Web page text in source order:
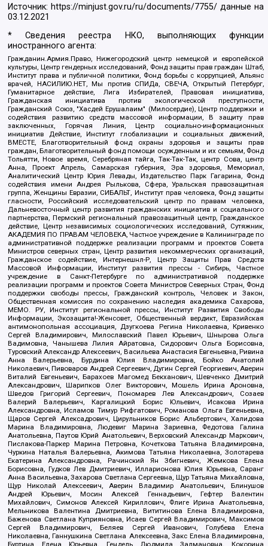
Источник: https://minjust.gov.ru/ru/documents/7755/ данные на
03.12.2021
* Сведения реестра НКО, выполняющих функции
иностранного агента:
Гражданин.Армия.Право, Нижегородский центр немецкой и европейской
культуры, Центр гендерных исследований, Фонд защиты прав граждан Штаб,
Институт права и публичной политики, Фонд борьбы с коррупцией, Альянс
врачей, НАСИЛИЮ.НЕТ, Мы против СПИДа, СВЕЧА, Открытый Петербург,
Гуманитарное действие, Лига Избирателей, Правовая инициатива,
Гражданская инициатива против экологической преступности,
Гражданский Союз, "Хасдей Ерушалаим" (Милосердие), Центр поддержки и
содействия развитию средств массовой информации, В защиту прав
заключенных, Горячая Линия, Центр социально-информационных
инициатив Действие, Институт глобализации и социальных движений,
ВМЕСТЕ, Благотворительный фонд охраны здоровья и защиты прав
граждан, Благотворительный фонд помощи осужденным и их семьям, Фонд
Тольятти, Новое время, Серебряная тайга, Так-Так-Так, центр Сова, центр
Анна, Проект Апрель, Самарская губерния, Эра здоровья, Мемориал,
Аналитический Центр Юрия Левады, Издательство Парк Гагарина, Фонд
содействия имени Андрея Рылькова, Сфера, Уральская правозащитная
группа, Женщины Евразии, СИБАЛЬТ, Институт прав человека, Фонд защиты
гласности, Российский исследовательский центр по правам человека,
Дальневосточный центр развития гражданских инициатив и социального
партнерства, Пермский региональный правозащитный центр, Гражданское
действие, Центр независимых социологических исследований, Сутяжник,
АКАДЕМИЯ ПО ПРАВАМ ЧЕЛОВЕКА, Частное учреждение в Калининграде по
административной поддержке реализации программ и проектов Совета
Министров северных стран, Центр развития некоммерческих организаций,
Гражданское содействие, Интернешнл-Р, Центр Защиты Прав Средств
Массовой Информации, Институт развития прессы - Сибирь, Частное
учреждение в Санкт-Петербурге по административной поддержке
реализации программ и проектов Совета Министров Северных Стран, Фонд
поддержки свободы прессы, Гражданский контроль, Человек и Закон,
Общественная комиссия по сохранению наследия академика Сахарова,
МЕМО. РУ, Институт региональной прессы, Институт Развития Свободы
Информации, Экозащита!-Женсовет, Общественный вердикт, Евразийская
антимонопольная ассоциация, Дзугкоева Регина Николаевна, Кривенко
Сергей Владимирович, Милославский Павел Юрьевич, Шнырова Ольга
Вадимовна, Чанышева Лилия Айратовна, Сидорович Ольга Борисовна,
Туровский Александр Алексеевич, Васильева Анастасия Евгеньевна, Ривина
Анна Валерьевна, Бурдина Юлия Владимировна, Бойко Анатолий
Николаевич, Пивоваров Андрей Сергеевич, Дугин Сергей Георгиевич, Аверин
Виталий Евгеньевич, Барахоев Магомед Бекханович, Шевченко Дмитрий
Александрович, Шарипков Олег Викторович, Мошель Ирина Ароновна,
Шведов Григорий Сергеевич, Пономарев Лев Александрович, Созаев
Валерий Валерьевич, Каргалицкий Борис Юльевич, Исакова Ирина
Александровна, Исламов Тимур Рифгатович, Романова Ольга Евгеньевна,
Щаров Сергей Алексадрович, Цирульников Борис Альбертович, Халидова
Марина Владимировна, Людевиг Марина Зариевна, Федотова Галина
Анатольевна, Паутов Юрий Анатольевич, Верховский Александр Маркович,
Пислакова-Паркер Марина Петровна, Кочеткова Татьяна Владимировна,
Чуркина Наталья Валерьевна, Акимова Татьяна Николаевна, Золотарева
Екатерина Александровна, Рачинский Ян Збигневич, Жемкова Елена
Борисовна, Гудков Лев Дмитриевич, Илларионова Юлия Юрьевна, Саранг
Анна Васильевна, Захарова Светлана Сергеевна, Щур Татьяна Михайловна,
Щур Николай Алексеевич, Аверин Владимир Анатольевич, Блинушов
Андрей Юрьевич, Мосин Алексей Геннадьевич, Гефтер Валентин
Михайлович, Симонов Алексей Кириллович, Флиге Ирина Анатольевна,
Мельникова Валентина Дмитриевна, Вититинова Елена Владимировна,
Баженова Светлана Куприяновна, Исаев Сергей Владимирович, Максимов
Сергей Владимирович, Беляев Сергей Иванович, Голубева Елена
Николаевна, Ганнушкина Светлана Алексеевна, Закс Елена Владимировна,
Буртина Елена Юрьевна, Гендель Людмила Залмановна, Кокорина